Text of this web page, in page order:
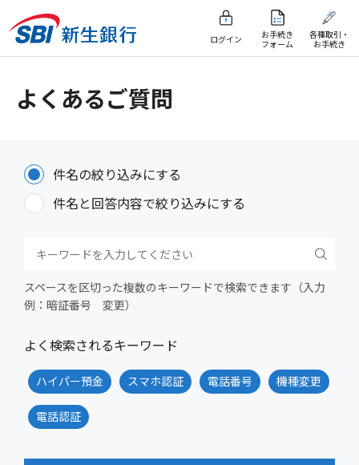
ログイン
お手続き
フォーム
各種取引・
お手続き
よくあるご質問
件名の絞り込みにする
件名と回答内容で絞り込みにする
スペースを区切った複数のキーワードで検索できます（入力
例：暗証番号 変更）
よく検索されるキーワード
ハイパー預金 スマホ認証 電話番号 機種変更
電話認証